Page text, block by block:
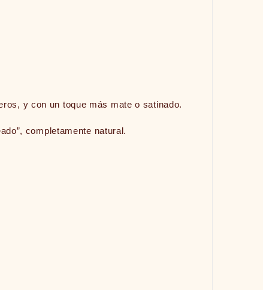
y con un toque más mate o satinado.
completamente natural.